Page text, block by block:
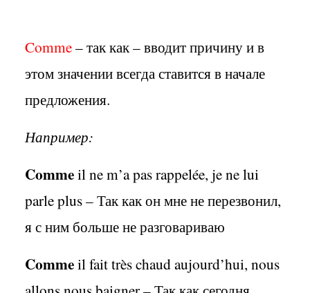
Comme– так как – вводит причину и в
этом значении всегда ставится в начале
предложения.
Например:
Commeil ne m’a pas rappelée, je ne lui
parle plus – Так как он мне не перезвонил,
я с ним больше не разговариваю
Commeil fait très chaud aujourd’hui, nous